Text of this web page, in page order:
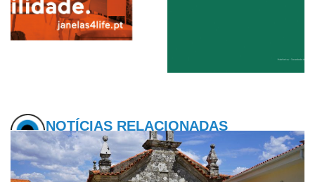
NOTÍCIAS RELACIONADAS